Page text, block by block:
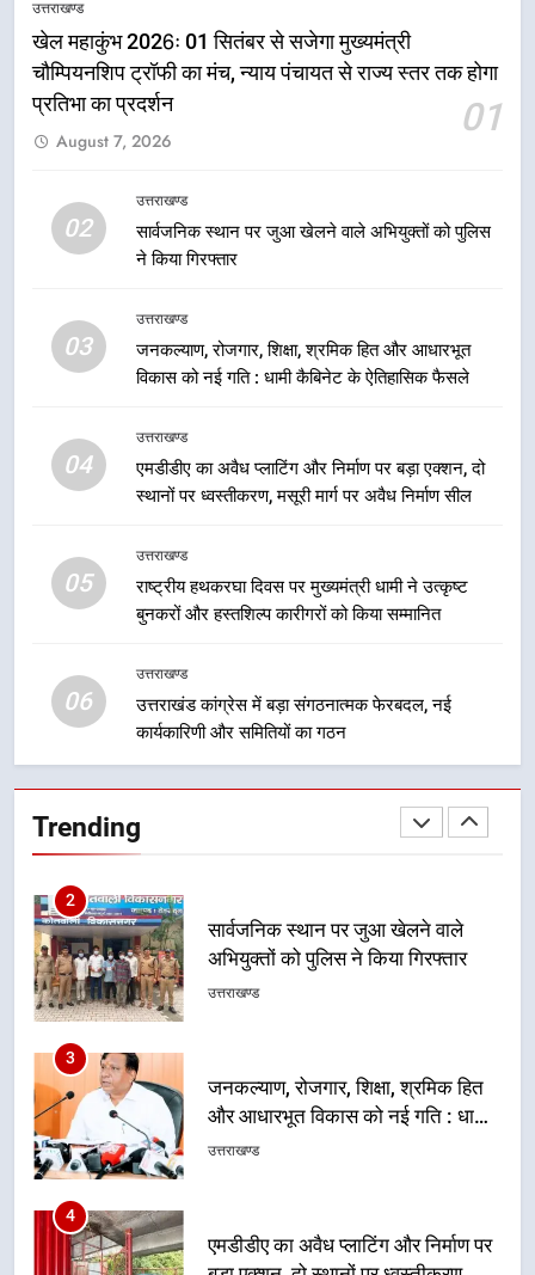
उत्तराखण्ड
खेल महाकुंभ 2026ः 01 सितंबर से सजेगा मुख्यमंत्री
चौम्पियनशिप ट्रॉफी का मंच, न्याय पंचायत से राज्य स्तर तक होगा
प्रतिभा का प्रदर्शन
01
August 7, 2026
02
उत्तराखण्ड
सार्वजनिक स्थान पर जुआ खेलने वाले अभियुक्तों को पुलिस
ने किया गिरफ्तार
03
उत्तराखण्ड
जनकल्याण, रोजगार, शिक्षा, श्रमिक हित और आधारभूत
विकास को नई गति : धामी कैबिनेट के ऐतिहासिक फैसले
04
उत्तराखण्ड
एमडीडीए का अवैध प्लाटिंग और निर्माण पर बड़ा एक्शन, दो
स्थानों पर ध्वस्तीकरण, मसूरी मार्ग पर अवैध निर्माण सील
05
उत्तराखण्ड
राष्ट्रीय हथकरघा दिवस पर मुख्यमंत्री धामी ने उत्कृष्ट
बुनकरों और हस्तशिल्प कारीगरों को किया सम्मानित
06
उत्तराखण्ड
उत्तराखंड कांग्रेस में बड़ा संगठनात्मक फेरबदल, नई
कार्यकारिणी और समितियों का गठन
Trending
5
राष्ट्रीय हथकरघा दिवस पर मुख्यमंत्री
6
का गठन
उत्तराखण्ड
देना सरकार की सर्वोच्च प्राथमिकता, आने
वाले महीनों में हजारों पदों पर की जाएगी
उत्तराखण्ड
8
दिल्ली-देहरादून आर्थिक कॉरिडोर से जुड़ी
12 किमी ग्रीनफील्ड बाईपास परियोजना
निर्देश, सुरक्षा मानकों से कोई समझौता
नहींः डीएम
1
मुख्यमंत्री चौम्पियनशिप ट्रॉफी का मंच,
न्याय पंचायत से राज्य स्तर तक होगा
2
सार्वजनिक स्थान पर जुआ खेलने वाले
अभियुक्तों को पुलिस ने किया गिरफ्तार
उत्तराखण्ड
3
जनकल्याण, रोजगार, शिक्षा, श्रमिक हित
और आधारभूत विकास को नई गति : धामी
कैबिनेट के ऐतिहासिक फैसले
4
एमडीडीए का अवैध प्लाटिंग और निर्माण पर
बड़ा एक्शन, दो स्थानों पर ध्वस्तीकरण,